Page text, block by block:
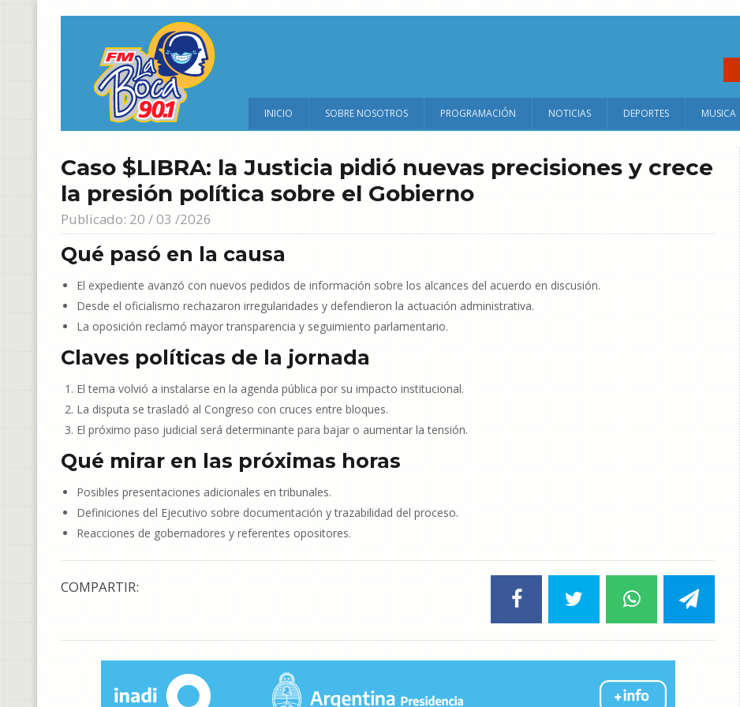
INICIO SOBRE NOSOTROS PROGRAMACIÓN NOTICIAS DEPORTES MUSICA
Caso $LIBRA: la Justicia pidió nuevas precisiones y crece
la presión política sobre el Gobierno
Publicado: 20 / 03 /2026
Qué pasó en la causa
El expediente avanzó con nuevos pedidos de información sobre los alcances del acuerdo en discusión.
Desde el oficialismo rechazaron irregularidades y defendieron la actuación administrativa.
La oposición reclamó mayor transparencia y seguimiento parlamentario.
Claves políticas de la jornada
El tema volvió a instalarse en la agenda pública por su impacto institucional.
La disputa se trasladó al Congreso con cruces entre bloques.
El próximo paso judicial será determinante para bajar o aumentar la tensión.
Qué mirar en las próximas horas
Posibles presentaciones adicionales en tribunales.
Definiciones del Ejecutivo sobre documentación y trazabilidad del proceso.
Reacciones de gobernadores y referentes opositores.
COMPARTIR: